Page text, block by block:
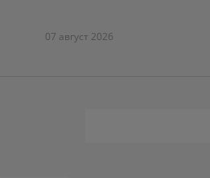
07 август 2026